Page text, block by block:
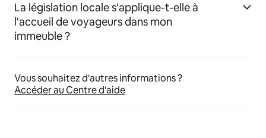
La législation locale s'applique-t-elle à
l'accueil de voyageurs dans mon
immeuble ?
Vous souhaitez d'autres informations ?
Accéder au Centre d'aide